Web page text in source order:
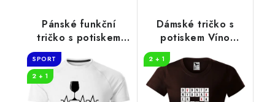
Pánské funkční
tričko s potiskem
Tep srdce víno
SPORT
2 + 1
Dámské tričko s
potiskem Víno
2 + 1